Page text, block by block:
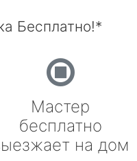
Бесплатно!*
Мастер
бесплатно
на дом